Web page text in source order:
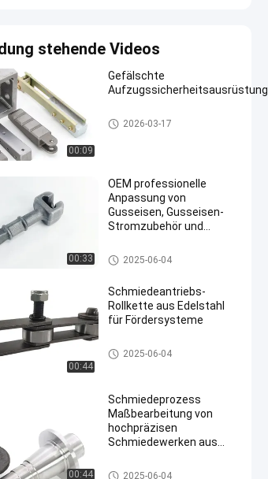
stehende Videos
00:09
Gefälschte
Schmiedende Stahlteile
2026-03-17
00:33
OEM professionelle
Anpassung von
Gusseisen, Gusseisen-
Stromzubehör und
Teile für das Schmieden mit H
eißwasser
2025-06-04
00:44
Schmiedeantriebs-
Rollkette aus Edelstahl
für Fördersysteme
Förderkette
2025-06-04
00:44
Schmiedeprozess
Maßbearbeitung von
hochpräzisen
Schmiedewerken aus
Schmiedende Stahlteile
2025-06-04